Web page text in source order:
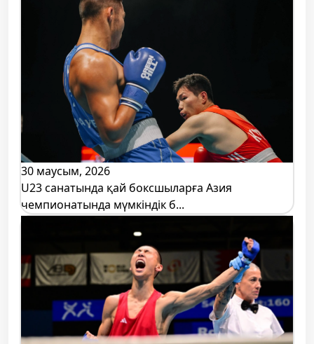
30 маусым, 2026
U23 санатында қай боксшыларға Азия
чемпионатында мүмкіндік б...